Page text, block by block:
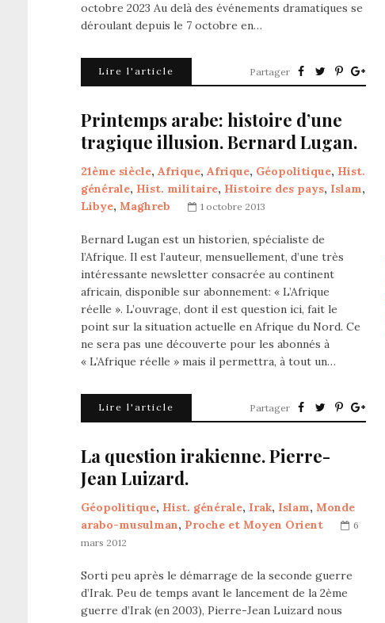
octobre 2023 Au delà des événements dramatiques se
déroulant depuis le 7 octobre en…
Lire l'article Partager
Printemps arabe: histoire d’une
tragique illusion. Bernard Lugan.
21ème siècle, Afrique, Afrique, Géopolitique, Hist.
générale, Hist. militaire, Histoire des pays, Islam,
Libye, Maghreb 1 octobre 2013
Bernard Lugan est un historien, spécialiste de
l’Afrique. Il est l’auteur, mensuellement, d’une très
intéressante newsletter consacrée au continent
africain, disponible sur abonnement: « L’Afrique
réelle ». L’ouvrage, dont il est question ici, fait le
point sur la situation actuelle en Afrique du Nord. Ce
ne sera pas une découverte pour les abonnés à
« L’Afrique réelle » mais il permettra, à tout un…
Lire l'article Partager
La question irakienne. Pierre-
Jean Luizard.
Géopolitique, Hist. générale, Irak, Islam, Monde
arabo-musulman, Proche et Moyen Orient
6
mars 2012
Sorti peu après le démarrage de la seconde guerre
d’Irak. Peu de temps avant le lancement de la 2ème
guerre d’Irak (en 2003), Pierre-Jean Luizard nous